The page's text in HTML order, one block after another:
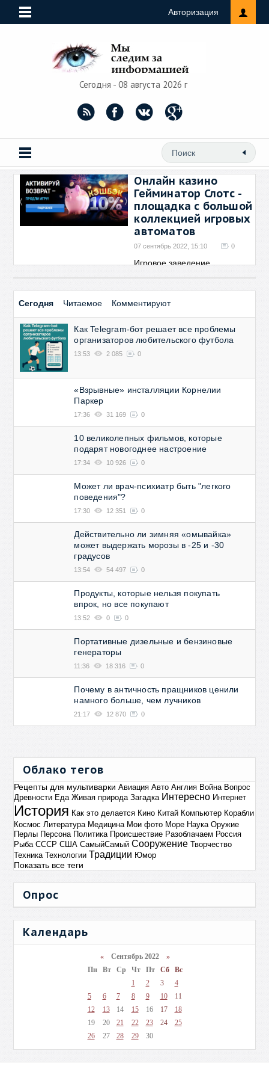
Авторизация
Сегодня - 08 августа 2026 г
Онлайн казино
Гейминатор Слотс -
площадка с большой
коллекцией игровых
автоматов
07 сентябрь 2022, 15:10 0
Игровое заведение
Сегодня
Читаемое Комментируют
Как Telegram-бот решает все проблемы
организаторов любительского футбола
13:53 2 085 0
«Взрывные» инсталляции Корнелии
Паркер
17:36 31 169 0
10 великолепных фильмов, которые
подарят новогоднее настроение
17:34 10 926 0
Может ли врач-психиатр быть "легкого
поведения"?
17:30 12 351 0
Действительно ли зимняя «омывайка»
может выдержать морозы в -25 и -30
градусов
13:54 54 497 0
Продукты, которые нельзя покупать
впрок, но все покупают
13:52 0 0
Портативные дизельные и бензиновые
генераторы
11:36 18 316 0
Почему в античность пращников ценили
намного больше, чем лучников
21:17 12 870 0
Облако тегов
Рецепты для мультиварки Авиация Авто Англия Война Вопрос
Древности Еда Живая природа Загадка Интересно Интернет
История Как это делается Кино Китай Компьютер Корабли
Космос Литература Медицина Мои фото Море Наука Оружие
Перлы Персона Политика Происшествие Разоблачаем Россия
Рыба СССР США СамыйСамый Сооружение Творчество
Техника Технологии Традиции Юмор
Показать все теги
Опрос
Календарь
«Сентябрь 2022 »
Пн
Вт Ср Чт Пт Сб
Вс
1
2 3
4
5
6 7 8 9 10
11
12
13 14 15 16 17
18
19
20 21 22 23 24
25
26
27 28 29 30